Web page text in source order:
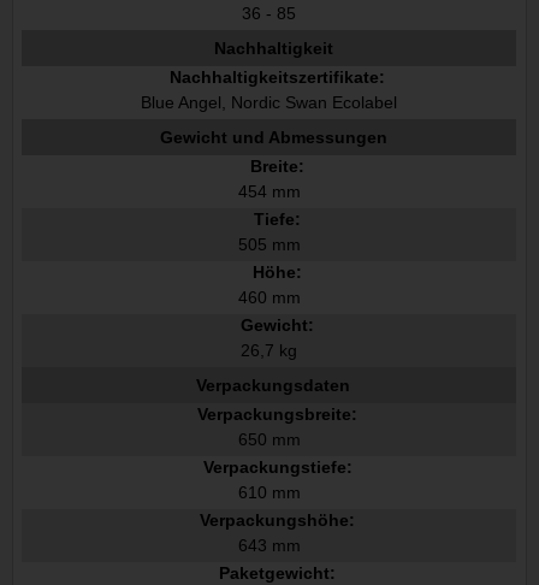
36 - 85
Nachhaltigkeit
Nachhaltigkeitszertifikate:
Blue Angel, Nordic Swan Ecolabel
Gewicht und Abmessungen
Breite:
454 mm
Tiefe:
505 mm
Höhe:
460 mm
Gewicht:
26,7 kg
Verpackungsdaten
Verpackungsbreite:
650 mm
Verpackungstiefe:
610 mm
Verpackungshöhe:
643 mm
Paketgewicht: